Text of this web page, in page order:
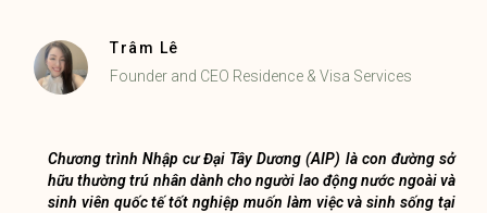
Trâm Lê
Founder and CEO Residence & Visa Services
Chương trình Nhập cư Đại Tây Dương (AIP) là con đường sở
hữu thường trú nhân dành cho người lao động nước ngoài và
sinh viên quốc tế tốt nghiệp muốn làm việc và sinh sống tại